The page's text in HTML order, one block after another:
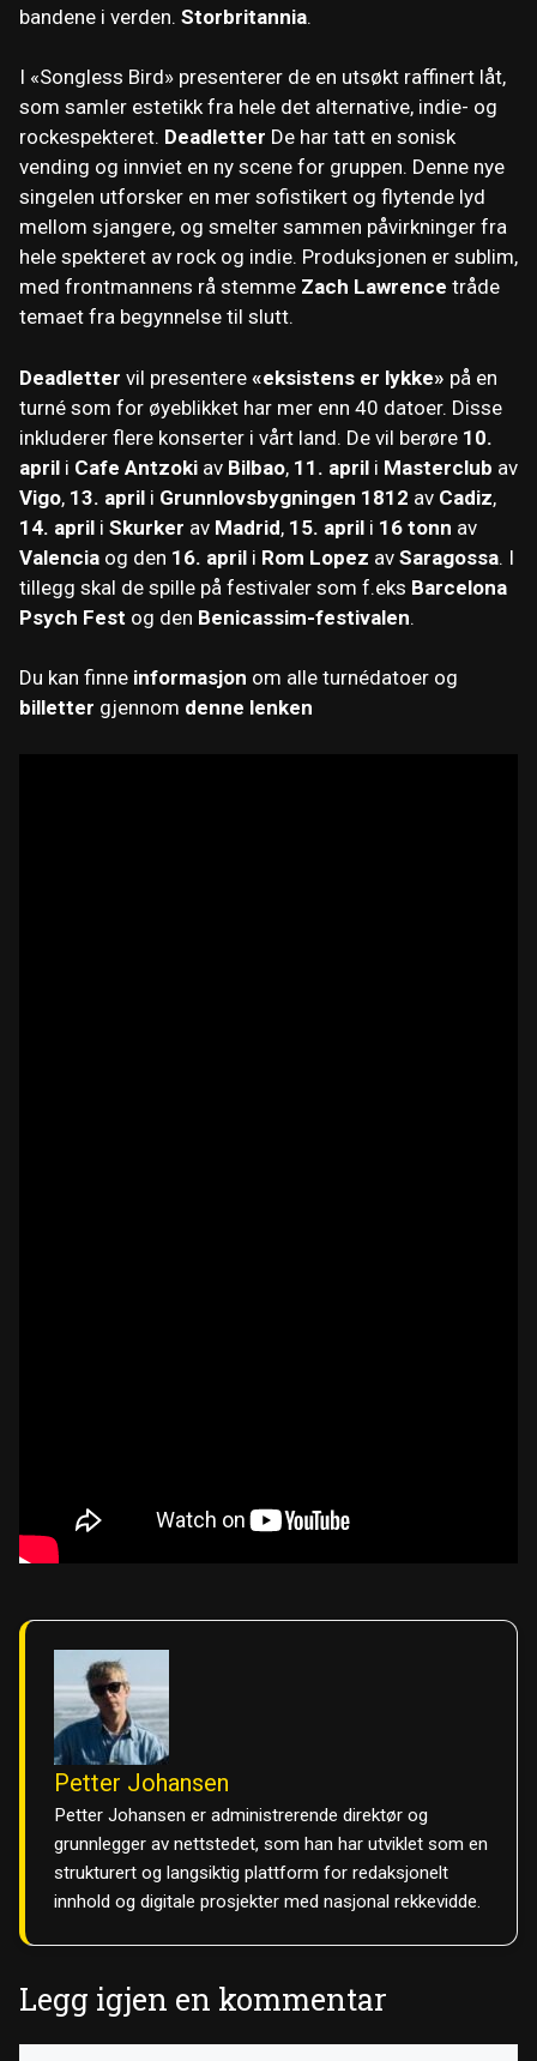
bandene i verden. Storbritannia.
I «Songless Bird» presenterer de en utsøkt raffinert låt,
som samler estetikk fra hele det alternative, indie- og
rockespekteret. Deadletter De har tatt en sonisk
vending og innviet en ny scene for gruppen. Denne nye
singelen utforsker en mer sofistikert og flytende lyd
mellom sjangere, og smelter sammen påvirkninger fra
hele spekteret av rock og indie. Produksjonen er sublim,
med frontmannens rå stemme Zach Lawrence tråde
temaet fra begynnelse til slutt.
Deadletter vil presentere «eksistens er lykke» på en
turné som for øyeblikket har mer enn 40 datoer. Disse
inkluderer flere konserter i vårt land. De vil berøre 10.
april i Cafe Antzoki av Bilbao, 11. april i Masterclub av
Vigo, 13. april i Grunnlovsbygningen 1812 av Cadiz,
14. april i Skurker av Madrid, 15. april i 16 tonn av
Valencia og den 16. april i Rom Lopez av Saragossa. I
tillegg skal de spille på festivaler som f.eks Barcelona
Psych Fest og den Benicassim-festivalen.
Du kan finne informasjon om alle turnédatoer og
billetter gjennom denne lenken
Petter Johansen
Petter Johansen er administrerende direktør og
grunnlegger av nettstedet, som han har utviklet som en
strukturert og langsiktig plattform for redaksjonelt
innhold og digitale prosjekter med nasjonal rekkevidde.
Legg igjen en kommentar